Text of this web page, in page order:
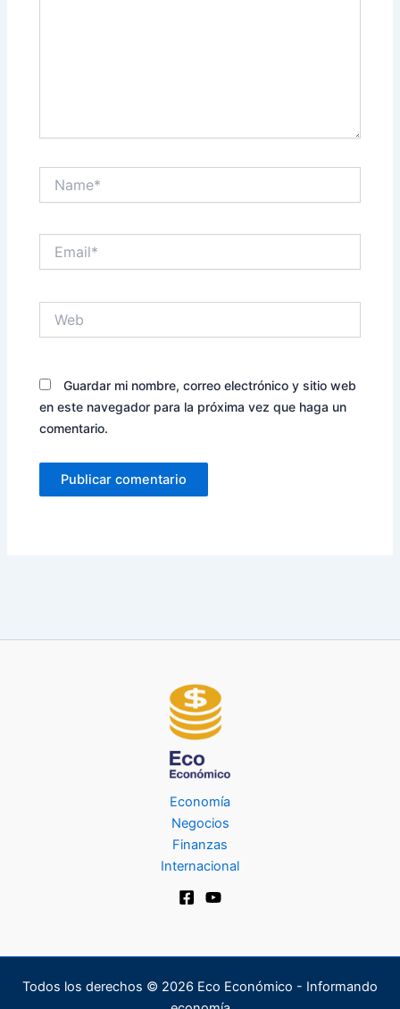
Guardar mi nombre, correo electrónico y sitio web
en este navegador para la próxima vez que haga un
comentario.
Economía
Negocios
Finanzas
Internacional
Todos los derechos © 2026 Eco Económico - Informando